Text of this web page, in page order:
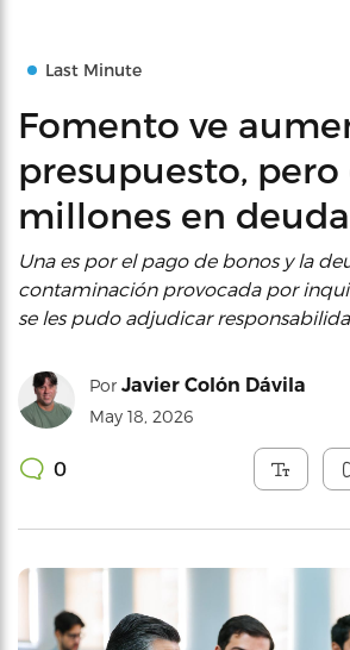
Last Minute
Fomento ve
presupuesto, pero
millones en deuda
Una es por el pago de bonos y la
contaminación provocada por
se les pudo adjudicar
Por Javier Colón Dávila
May 18, 2026
0